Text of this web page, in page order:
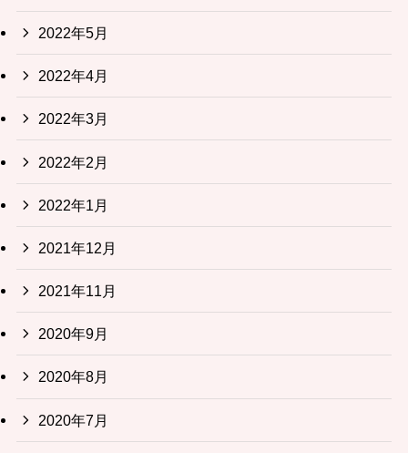
2022年5月
2022年4月
2022年3月
2022年2月
2022年1月
2021年12月
2021年11月
2020年9月
2020年8月
2020年7月